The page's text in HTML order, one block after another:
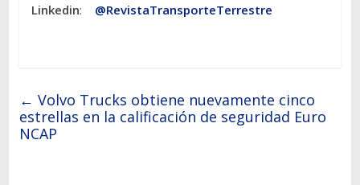
Linkedin: @RevistaTransporteTerrestre
← Volvo Trucks obtiene nuevamente cinco
estrellas en la calificación de seguridad Euro
NCAP